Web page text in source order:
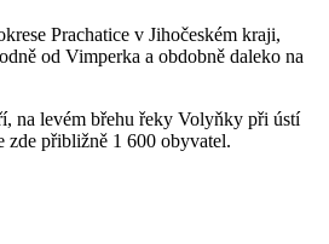
Prachatice v Jihočeském kraji,
od Vimperka a obdobně daleko na
na levém břehu řeky Volyňky při ústí
zde přibližně 1 600 obyvatel.